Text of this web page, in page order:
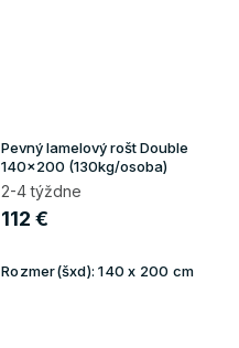
Pevný lamelový rošt Double
140x200 (130kg/osoba)
2-4 týždne
112 €
Rozmer(šxd):140 x 200 cm